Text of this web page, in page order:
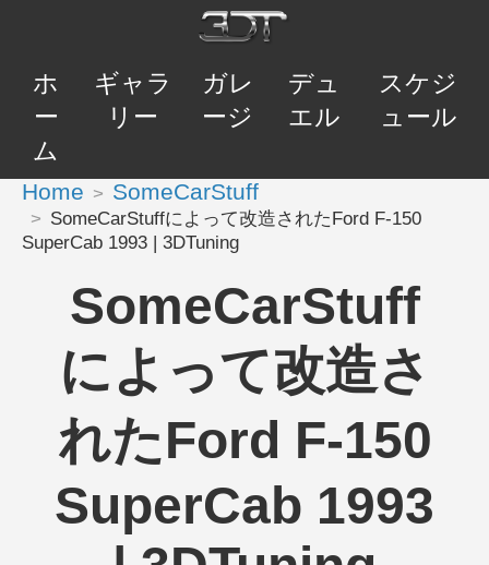
ホ
ー
ム
ギャラ
リー
ガレ
ージ
デュ
エル
スケジ
ュール
Home SomeCarStuff
SomeCarStuffによって改造されたFord F-150
SuperCab 1993 | 3DTuning
SomeCarStuff
によって改造さ
れたFord F-150
SuperCab 1993